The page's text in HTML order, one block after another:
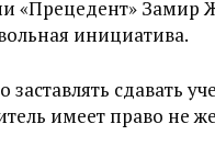
«Прецедент» Замир
инициатива.
заставлять сдавать
имеет право не